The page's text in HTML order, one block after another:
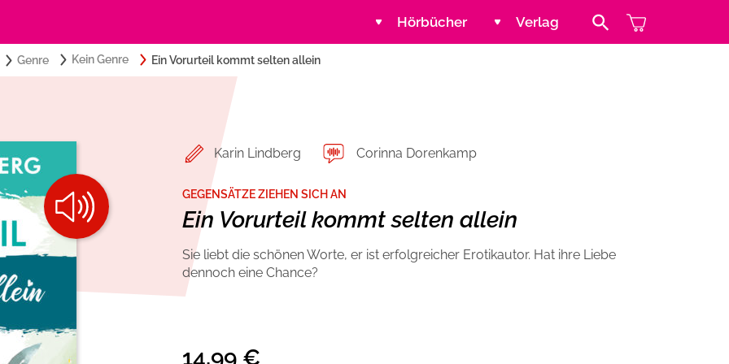
Hörbücher
Belletristik
Romance by heartroom
Krimi und Thriller
Ratgeber und Sachbuch Reihen
Verlag
Über USM Audio
Presse
Autorinnen und Autoren
Suchbegriff eingeben:
Search
Search Button
Genre
Kein Genre Ein Vorurteil kommt selten allein
Karin Lindberg Corinna Dorenkamp
GEGENSÄTZE ZIEHEN SICH AN
Ein Vorurteil kommt selten allein
Sie liebt die schönen Worte, er ist erfolgreicher Erotikautor. Hat ihre Liebe
dennoch eine Chance?
14,99 €